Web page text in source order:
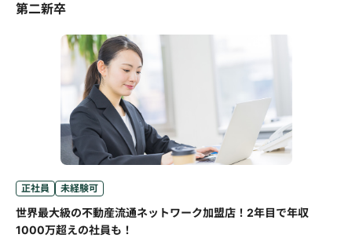
第二新卒
正社員 未経験可
世界最大級の不動産流通ネットワーク加盟店！2年目で年収
1000万超えの社員も！